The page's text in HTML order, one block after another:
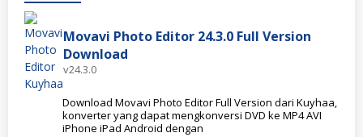
Movavi Photo Editor 24.3.0 Full Version
Download
v24.3.0
Download Movavi Photo Editor Full Version dari Kuyhaa,
konverter yang dapat mengkonversi DVD ke MP4 AVI
iPhone iPad Android dengan